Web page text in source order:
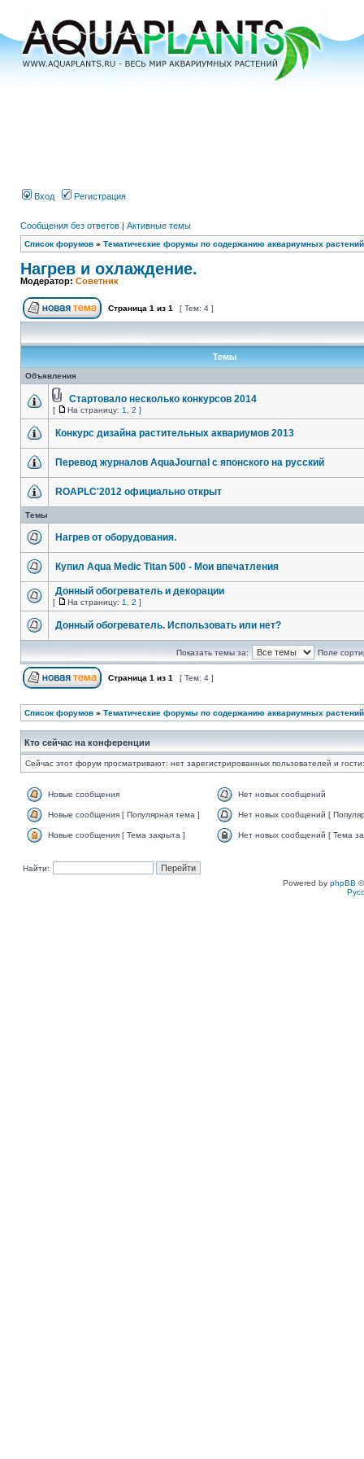
Вход Регистрация
Сообщения без ответов | Активные темы
Список форумов » Тематические форумы по содержанию аквариумных
Нагрев и охлаждение.
Модератор: Советник
Страница 1 из 1 [ Тем: 4 ]
Темы
Объявления
Стартовало несколько конкурсов 2014
[ На страницу: 1 2 ]
Конкурс дизайна растительных аквариумов 2013
Перевод журналов AquaJournal с японского на русский
ROAPLC'2012 официально открыт
Темы
Нагрев от оборудования.
Купил Aqua Medic Titan 500 - Мои впечатления
Донный обогреватель и декорации
[ На страницу: 1 2 ]
Донный обогреватель. Использовать или нет?
Показать темы за: Поле
Страница 1 из 1 [ Тем: 4 ]
Список форумов » Тематические форумы по содержанию аквариумных
Кто сейчас на конференции
Сейчас этот форум просматривают: нет зарегистрированных пользователей и
Новые сообщения Нет новых сообщений
Новые сообщения [ Популярная тема ] Нет новых сообщений [
Новые сообщения [ Тема закрыта ] Нет новых сообщений [ Тема
Найти:
Powered by phpBB